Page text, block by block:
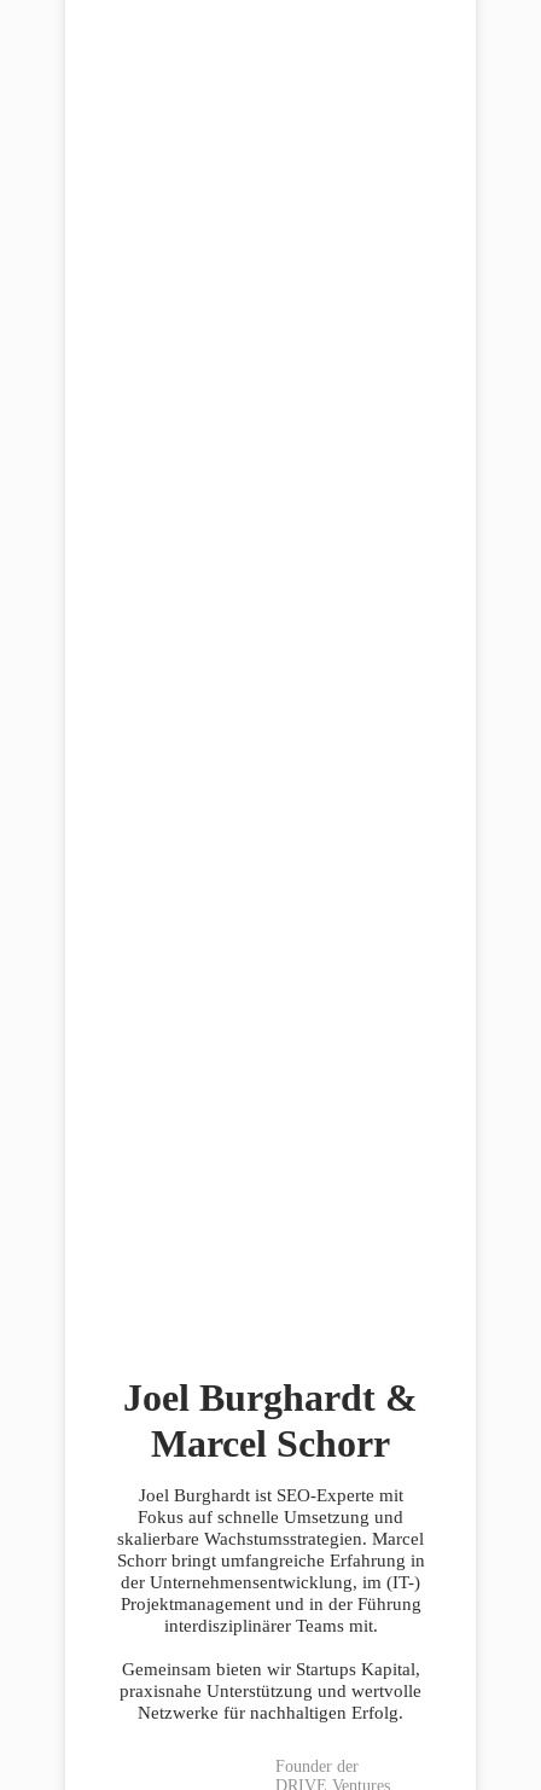
Joel Burghardt &
Marcel Schorr
Joel Burghardt ist SEO-Experte mit
Fokus auf schnelle Umsetzung und
skalierbare Wachstumsstrategien. Marcel
Schorr bringt umfangreiche Erfahrung in
der Unternehmensentwicklung, im (IT-)
Projektmanagement und in der Führung
interdisziplinärer Teams mit.
Gemeinsam bieten wir Startups Kapital,
praxisnahe Unterstützung und wertvolle
Netzwerke für nachhaltigen Erfolg.
Founder der
DRIVE Ventures